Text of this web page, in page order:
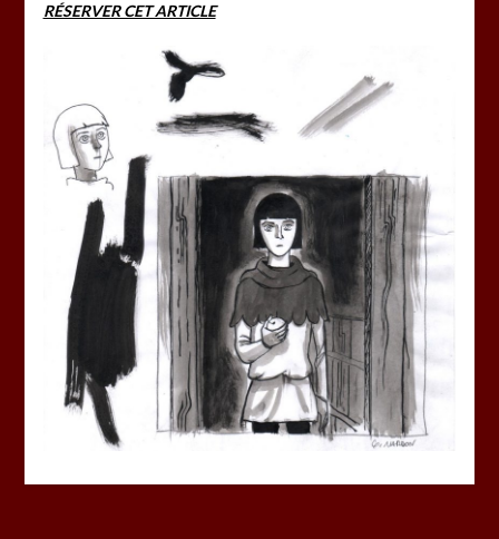
RÉSERVER CET ARTICLE